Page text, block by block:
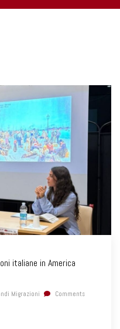
italiane in America
Migrazioni
Comments